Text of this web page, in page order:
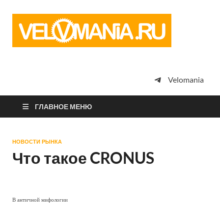
просто
Velomania
ГЛАВНОЕ МЕНЮ
НОВОСТИ РЫНКА
Что такое CRONUS
В античной мифологии